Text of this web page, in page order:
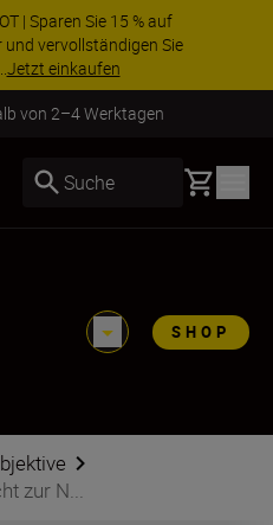
| Sparen Sie 15 % auf
vervollständigen Sie
Jetzt einkaufen
von 2–4 Werktagen
Suche Basket
SHOP
zur N...